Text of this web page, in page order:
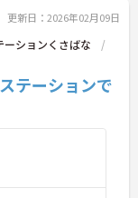
更新日：2026年02月09日
ションくさばな
テーションで